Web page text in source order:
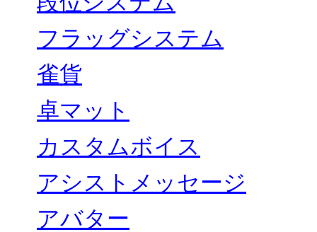
フラッグシステム
雀貨
卓マット
カスタムボイス
アシストメッセージ
アバター